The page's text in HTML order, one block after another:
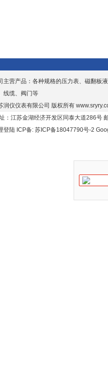
主营产品：各种规格的压力表、磁翻板
线缆、阀门等
润仪仪表有限公司 版权所有
：江苏金湖经济开发区同泰大道286号
登陆 ICP备: 苏ICP备18047790号-2